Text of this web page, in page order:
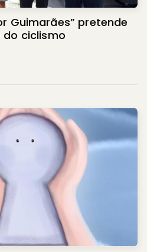
Guimarães” pretende
ciclismo